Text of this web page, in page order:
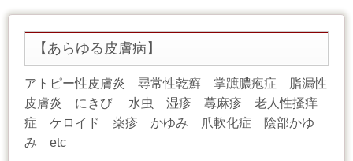
【あらゆる皮膚病】
アトピー性皮膚炎 尋常性乾癬 掌蹠膿疱症 脂漏性
皮膚炎 にきび 水虫 湿疹 蕁麻疹 老人性掻痒
症 ケロイド 薬疹 かゆみ 爪軟化症 陰部かゆ
み etc